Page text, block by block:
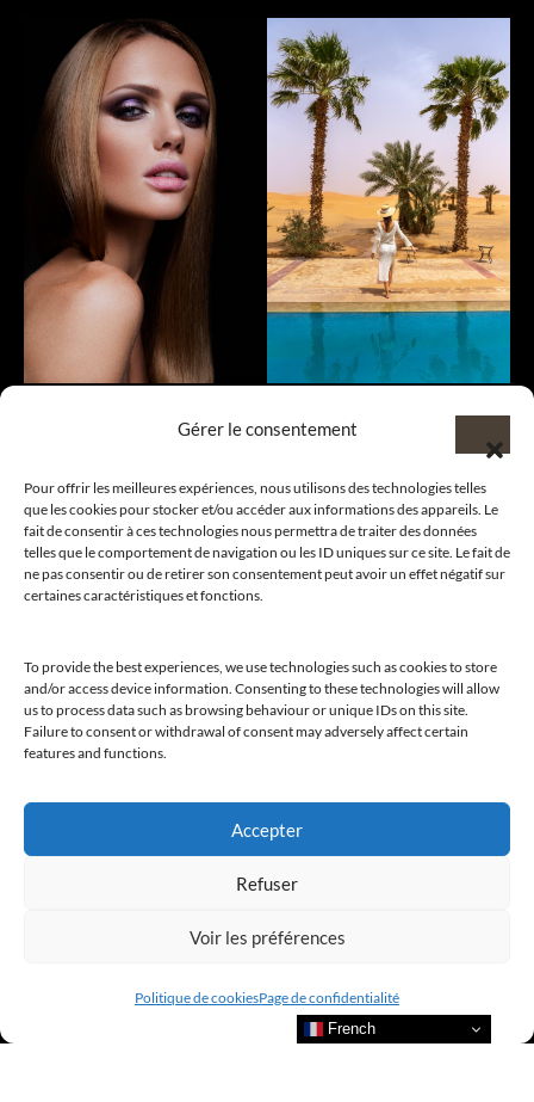
Gérer le consentement
Pour offrir les meilleures expériences, nous utilisons des technologies telles
que les cookies pour stocker et/ou accéder aux informations des appareils. Le
fait de consentir à ces technologies nous permettra de traiter des données
telles que le comportement de navigation ou les ID uniques sur ce site. Le fait de
ne pas consentir ou de retirer son consentement peut avoir un effet négatif sur
certaines caractéristiques et fonctions.
To provide the best experiences, we use technologies such as cookies to store
and/or access device information. Consenting to these technologies will allow
us to process data such as browsing behaviour or unique IDs on this site.
Failure to consent or withdrawal of consent may adversely affect certain
features and functions.
Accepter
Refuser
Voir les préférences
Politique de cookiesPage de confidentialité
Nous contacter et rejoindre le
CLUB.
Suivre l’actualité de nos marques et celle du CLUB !
French